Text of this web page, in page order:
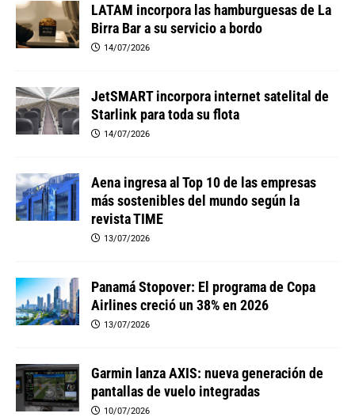
LATAM incorpora las hamburguesas de La
Birra Bar a su servicio a bordo
14/07/2026
JetSMART incorpora internet satelital de
Starlink para toda su flota
14/07/2026
Aena ingresa al Top 10 de las empresas
más sostenibles del mundo según la
revista TIME
13/07/2026
Panamá Stopover: El programa de Copa
Airlines creció un 38% en 2026
13/07/2026
Garmin lanza AXIS: nueva generación de
pantallas de vuelo integradas
10/07/2026